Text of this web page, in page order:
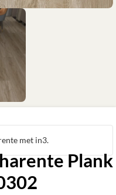
met in3.
Plank